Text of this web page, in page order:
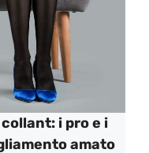
i pro e i
amato